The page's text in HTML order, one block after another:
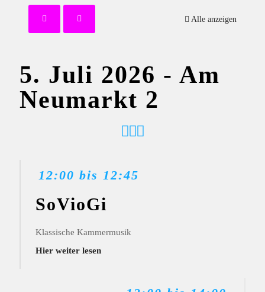
Alle anzeigen
5. Juli 2026 - Am
Neumarkt 2
12:00 bis 12:45
SoVioGi
Klassische Kammermusik
Hier weiter lesen